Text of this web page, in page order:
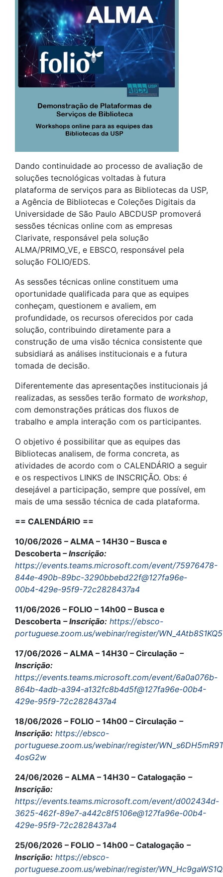
Dando continuidade ao processo de avaliação de
soluções tecnológicas voltadas à futura
plataforma de serviços para as Bibliotecas da USP,
a Agência de Bibliotecas e Coleções Digitais da
Universidade de São Paulo ABCDUSP promoverá
sessões técnicas online com as empresas
Clarivate, responsável pela solução
ALMA/PRIMO_VE, e EBSCO, responsável pela
solução FOLIO/EDS.
As sessões técnicas online constituem uma
oportunidade qualificada para que as equipes
conheçam, questionem e avaliem, em
profundidade, os recursos oferecidos por cada
solução, contribuindo diretamente para a
construção de uma visão técnica consistente que
subsidiará as análises institucionais e a futura
tomada de decisão.
Diferentemente das apresentações institucionais já
realizadas, as sessões terão formato de workshop,
com demonstrações práticas dos fluxos de
trabalho e ampla interação com os participantes.
O objetivo é possibilitar que as equipes das
Bibliotecas analisem, de forma concreta, as
atividades de acordo com o CALENDÁRIO a seguir
e os respectivos LINKS de INSCRIÇÃO. Obs: é
desejável a participação, sempre que possível, em
mais de uma sessão técnica de cada plataforma.
== CALENDÁRIO ==
10/06/2026 – ALMA – 14H30 – Busca e
Descoberta – Inscrição:
https://events.teams.microsoft.com/event/75976478-
844e-490b-89bc-3290bbebd22f@127fa96e-
00b4-429e-95f9-72c2828437a4
11/06/2026 – FOLIO – 14h00 – Busca e
Descoberta – Inscrição: https://ebsco-
portuguese.zoom.us/webinar/register/
17/06/2026 – ALMA – 14H30 – Circulação –
Inscrição:
https://events.teams.microsoft.com/event/6a0a076b-
864b-4adb-a394-a132fc8b4d5f@127fa96e-00b4-
429e-95f9-72c2828437a4
18/06/2026 – FOLIO – 14h00 – Circulação –
Inscrição: https://ebsco-
portuguese.zoom.us/webinar/register/
4osG2w
24/06/2026 – ALMA – 14H30 – Catalogação –
Inscrição:
https://events.teams.microsoft.com/event/d002434d-
3625-462f-89e7-a442c8f5106e@127fa96e-00b4-
429e-95f9-72c2828437a4
25/06/2026 – FOLIO – 14h00 – Catalogação –
Inscrição: https://ebsco-
portuguese.zoom.us/webinar/register/